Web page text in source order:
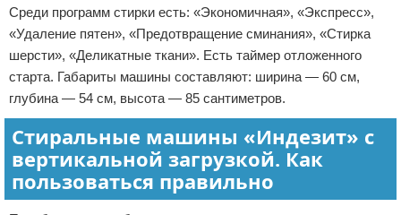
Среди программ стирки есть: «Экономичная», «Экспресс»,
«Удаление пятен», «Предотвращение сминания», «Стирка
шерсти», «Деликатные ткани». Есть таймер отложенного
старта. Габариты машины составляют: ширина — 60 см,
глубина — 54 см, высота — 85 сантиметров.
Стиральные машины «Индезит» с
вертикальной загрузкой. Как
пользоваться правильно